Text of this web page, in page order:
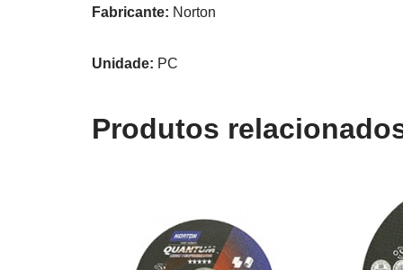
Fabricante: Norton
Unidade: PC
Produtos